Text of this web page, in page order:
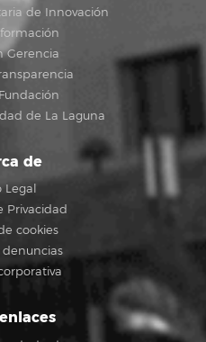
de Innovación
Gerencia
de La Laguna
de
Legal
Privacidad
cookies